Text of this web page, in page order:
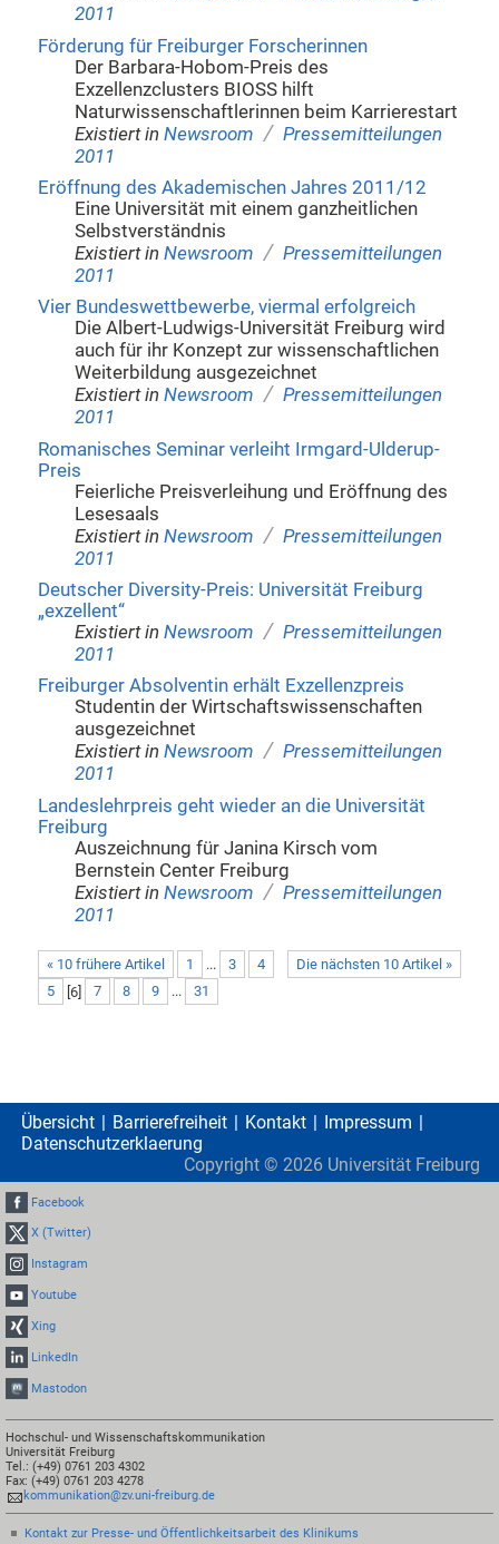
2011
Förderung für Freiburger Forscherinnen
Der Barbara-Hobom-Preis des
Exzellenzclusters BIOSS hilft
Naturwissenschaftlerinnen beim Karrierestart
Existiert in Newsroom / Pressemitteilungen
2011
Eröffnung des Akademischen Jahres 2011/12
Eine Universität mit einem ganzheitlichen
Selbstverständnis
Existiert in Newsroom / Pressemitteilungen
2011
Vier Bundeswettbewerbe, viermal erfolgreich
Die Albert-Ludwigs-Universität Freiburg wird
auch für ihr Konzept zur wissenschaftlichen
Weiterbildung ausgezeichnet
Existiert in Newsroom / Pressemitteilungen
2011
Romanisches Seminar verleiht Irmgard-Ulderup-
Preis
Feierliche Preisverleihung und Eröffnung des
Lesesaals
Existiert in Newsroom / Pressemitteilungen
2011
Deutscher Diversity-Preis: Universität Freiburg
„exzellent“
Existiert in Newsroom / Pressemitteilungen
2011
Freiburger Absolventin erhält Exzellenzpreis
Studentin der Wirtschaftswissenschaften
ausgezeichnet
Existiert in Newsroom / Pressemitteilungen
2011
Landeslehrpreis geht wieder an die Universität
Freiburg
Auszeichnung für Janina Kirsch vom
Bernstein Center Freiburg
Existiert in Newsroom / Pressemitteilungen
2011
« 10 frühere Artikel Die nächsten 10 Artikel »
1 ... 3
4
5
[6] 7 8 9 ... 31
Übersicht Barrierefreiheit Kontakt
Impressum
Datenschutzerklaerung
Copyright © 2026 Universität Freiburg
Facebook
X (Twitter)
Instagram
Youtube
Xing
LinkedIn
Mastodon
Hochschul- und Wissenschaftskommunikation
Universität Freiburg
Tel.: (+49) 0761 203 4302
Fax: (+49) 0761 203 4278
kommunikation@zv.uni-freiburg.de
Kontakt zur Presse- und Öffentlichkeitsarbeit des Klinikums